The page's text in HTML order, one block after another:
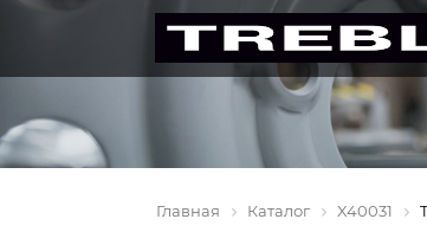
Главная Каталог X40031